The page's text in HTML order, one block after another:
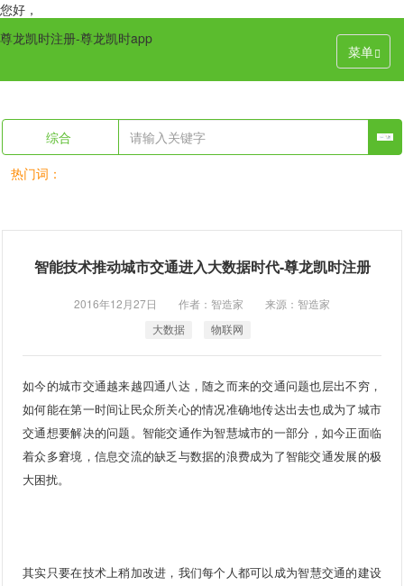
您好，
菜单
尊龙凯时注册-尊龙凯时app
综合
热门词：
智能技术推动城市交通进入大数据时代-尊龙凯时注册
2016年12月27日 作者：智造家 来源：智造家
大数据
物联网
如今的城市交通越来越四通八达，随之而来的交通问题也层出不穷，
如何能在第一时间让民众所关心的情况准确地传达出去也成为了城市
交通想要解决的问题。智能交通作为智慧城市的一部分，如今正面临
着众多窘境，信息交流的缺乏与数据的浪费成为了智能交通发展的极
大困扰。
其实只要在技术上稍加改进，我们每个人都可以成为智慧交通的建设